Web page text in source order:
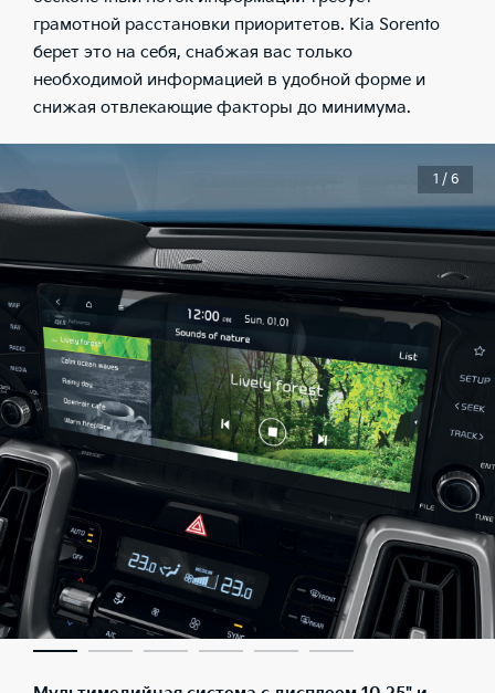
грамотной расстановки приоритетов. Kia Sorento
берет это на себя, снабжая вас только
необходимой информацией в удобной форме и
снижая отвлекающие факторы до минимума.
1 / 6